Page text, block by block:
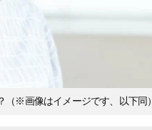
（※画像はイメージです、以下同）